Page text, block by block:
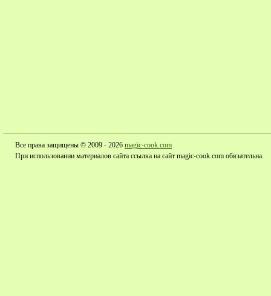
Все права защищены © 2009 - 2026 magic-cook.com
При использовании материалов сайта ссылка на сайт magic-cook.com обязательна.